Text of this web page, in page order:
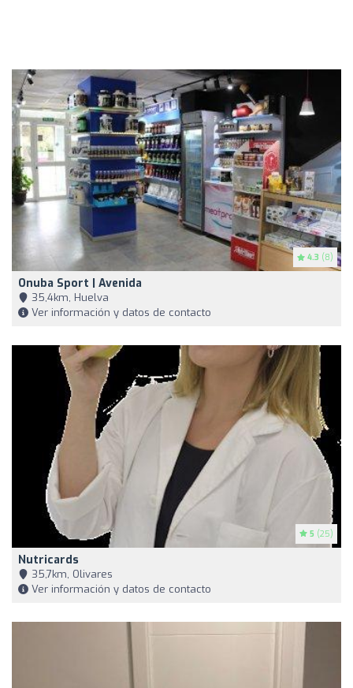
4.3 (8)
Onuba Sport | Avenida
35,4km, Huelva
Ver información y datos de contacto
5 (25)
Nutricards
35,7km, Olivares
Ver información y datos de contacto